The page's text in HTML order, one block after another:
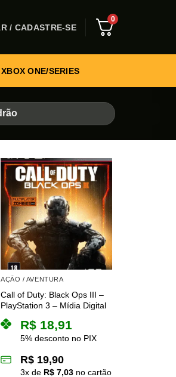
/ CADASTRE-SE
0
XBOX ONE/SERIES
AÇÃO / AVENTURA
Call of Duty: Black Ops III –
PlayStation 3 – Mídia Digital
R$ 18,91
5% desconto no PIX
R$ 19,90
3x de R$ 7,03 no cartão